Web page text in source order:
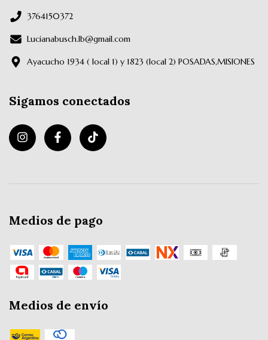
3764150372
Lucianabusch.lb@gmail.com
Ayacucho 1934 ( local 1) y 1823 (local 2) POSADAS,MISIONES
Sigamos conectados
Medios de pago
Medios de envío